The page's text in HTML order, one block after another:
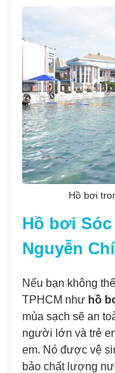
Hồ bơi
Hồ bơi Sóc
Nguyễn
Nếu bạn không
TPHCM như hồ
mùa sạch sẽ an
người lớn và trẻ
em. Nó được vệ
bảo chất lượng